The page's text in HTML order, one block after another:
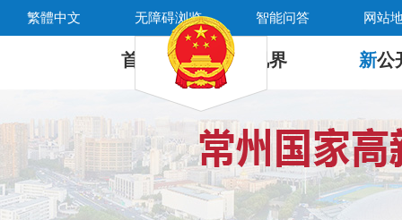
繁體中文 无障碍浏览 智能问答 网站
首 页 新 视界 新公